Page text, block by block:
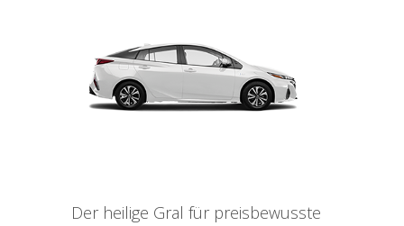
Der heilige Gral für preisbewusste